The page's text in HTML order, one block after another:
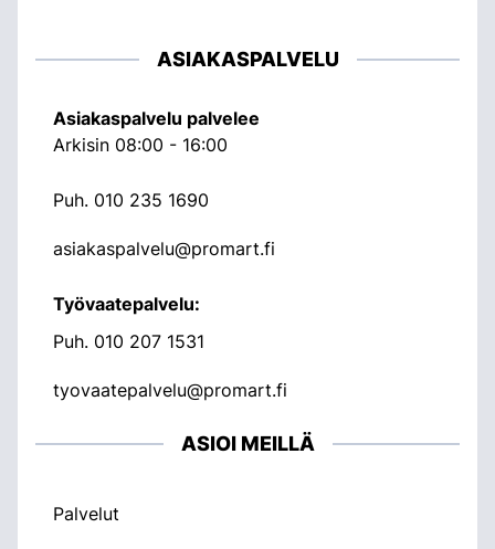
ASIAKASPALVELU
Asiakaspalvelu palvelee
Arkisin 08:00 - 16:00
Puh. 010 235 1690
asiakaspalvelu@promart.fi
Työvaatepalvelu:
Puh. 010 207 1531
tyovaatepalvelu@promart.fi
ASIOI MEILLÄ
Palvelut